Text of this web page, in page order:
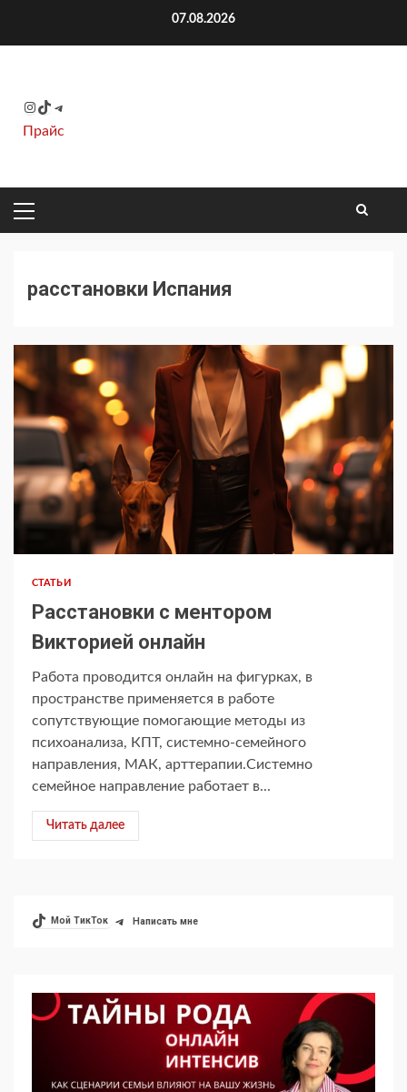
07.08.2026
Instagram
TikTok
Telegram
Прайс
ОСНОВНОЕ
МЕНЮ
расстановки Испания
СТАТЬИ
Расстановки с ментором
Викторией онлайн
Работа проводится онлайн на фигурках, в
пространстве применяется в работе
сопутствующие помогающие методы из
психоанализа, КПТ, системно-семейного
направления, МАК, арттерапии.Системно
семейное направление работает в...
Читать далее
Мой ТикТок Написать мне